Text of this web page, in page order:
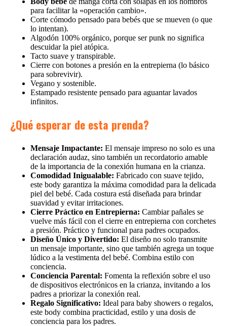
para facilitar la «operación cambio».
Corte cómodo pensado para bebés que se mueven (o que
lo intentan).
Algodón 100% orgánico, porque ser punk no significa
descuidar la piel atópica.
Tacto suave y transpirable.
Cierre con botones a presión en la entrepierna (lo básico
para sobrevivir).
Vegano y sostenible.
Estampado resistente pensado para aguantar lavados
infinitos.
¿Qué esperar de esta prenda?
Mensaje Impactante: El mensaje impreso no solo es una
declaración audaz, sino también un recordatorio amable
de la importancia de la conexión humana en la crianza.
Comodidad Inigualable: Fabricado con suave tejido,
este body garantiza la máxima comodidad para la delicada
piel del bebé. Cada costura está diseñada para brindar
suavidad y evitar irritaciones.
Cierre Práctico en Entrepierna: Cambiar pañales se
vuelve más fácil con el cierre en entrepierna con corchetes
a presión. Práctico y funcional para padres ocupados.
Diseño Único y Divertido: El diseño no solo transmite
un mensaje importante, sino que también agrega un toque
lúdico a la vestimenta del bebé. Combina estilo con
conciencia.
Conciencia Parental: Fomenta la reflexión sobre el uso
de dispositivos electrónicos en la crianza, invitando a los
padres a priorizar la conexión real.
Regalo Significativo: Ideal para baby showers o regalos,
este body combina practicidad, estilo y una dosis de
conciencia para los padres.